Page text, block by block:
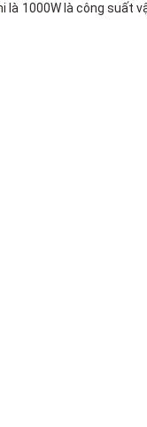
là 1000W là công suất